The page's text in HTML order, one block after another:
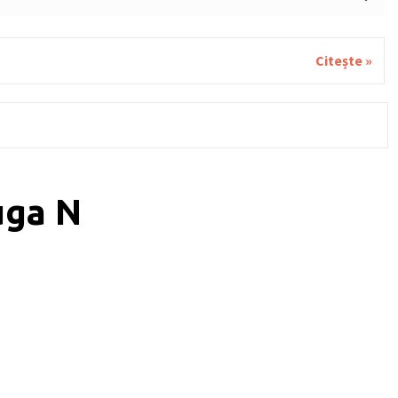
Citește »
N